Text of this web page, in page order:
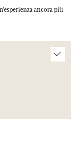
ancora più